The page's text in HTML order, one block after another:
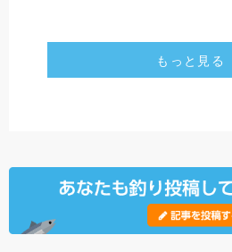
もっと見る